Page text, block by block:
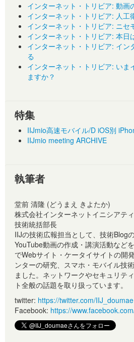
インターネット・トリビア: 動画
インターネット・トリビア: 人工
インターネット・トリビア: ニセ
インターネット・トリビア: 本日
インターネット・トリビア: イン
る
インターネット・トリビア: いま
ますか？
特集
IIJmio高速モバイル/D iOS別
IIJmio meeting ARCHIVE
執筆者
堂前 清隆 (どうまえ きよたか)
株式会社インターネットイニシアテ
技術統括部長
IIJの技術広報担当として、技術Blog
YouTube動画の作成・講演活動など
でWebサイト・ケータイサイトの開
ンターの研究、スマホ・モバイル技
ました。ネットワークやセキュリテ
ト全般の話題を取り扱っています。
twitter: https://twitter.com/IIJ_doumae
Facebook: https://